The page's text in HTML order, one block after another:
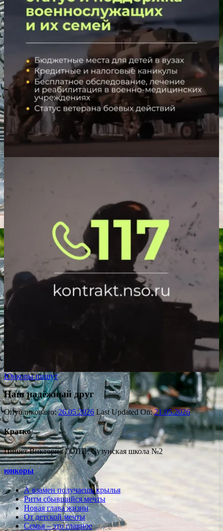
Юнкоры пишут
Наш надёжный друг
Опубликовано:26.05.2026 Last Updated On:21.05.2026
Кратко
Пишет Виктория ГОПП, Сузунская школа №2
юнкоры
А взамен получаешь крылья
Ритм сбывшийся мечты
Новая глава жизни
От детской мечты
Семья – это главное